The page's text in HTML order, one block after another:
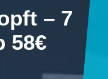
– 7
58€